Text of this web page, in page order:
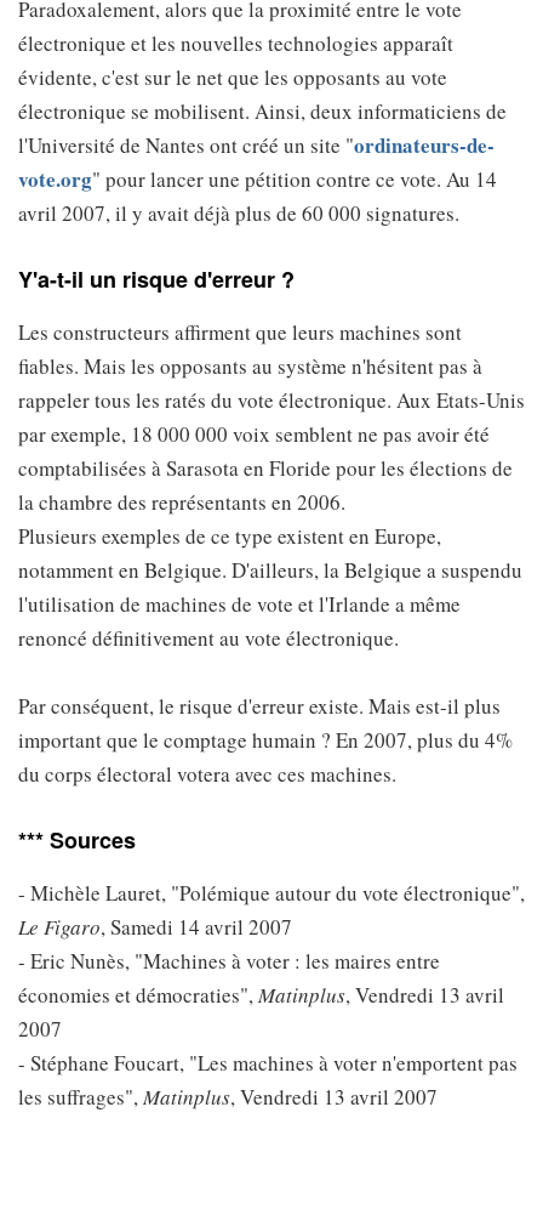
Paradoxalement, alors que la proximité entre le vote
électronique et les nouvelles technologies apparaît
évidente, c'est sur le net que les opposants au vote
électronique se mobilisent. Ainsi, deux informaticiens de
l'Université de Nantes ont créé un site "ordinateurs-de-
vote.org" pour lancer une pétition contre ce vote. Au 14
avril 2007, il y avait déjà plus de 60 000 signatures.
Y'a-t-il un risque d'erreur ?
Les constructeurs affirment que leurs machines sont
fiables. Mais les opposants au système n'hésitent pas à
rappeler tous les ratés du vote électronique. Aux Etats-Unis
par exemple, 18 000 000 voix semblent ne pas avoir été
comptabilisées à Sarasota en Floride pour les élections de
la chambre des représentants en 2006.
Plusieurs exemples de ce type existent en Europe,
notamment en Belgique. D'ailleurs, la Belgique a suspendu
l'utilisation de machines de vote et l'Irlande a même
renoncé définitivement au vote électronique.
Par conséquent, le risque d'erreur existe. Mais est-il plus
important que le comptage humain ? En 2007, plus du 4%
du corps électoral votera avec ces machines.
*** Sources
- Michèle Lauret, "Polémique autour du vote électronique",
Le Figaro, Samedi 14 avril 2007
- Eric Nunès, "Machines à voter : les maires entre
économies et démocraties",Matinplus, Vendredi 13 avril
2007
- Stéphane Foucart, "Les machines à voter n'emportent pas
les suffrages",Matinplus, Vendredi 13 avril 2007